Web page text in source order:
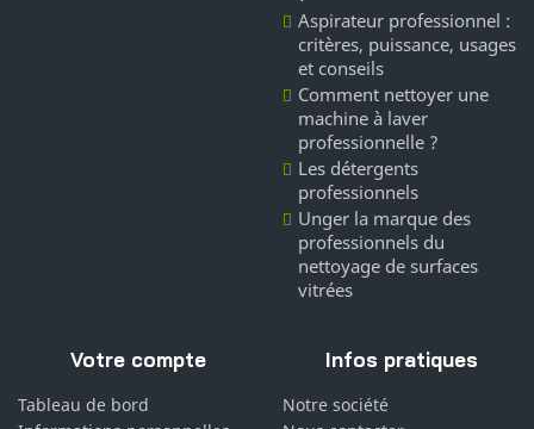
Aspirateur professionnel :
critères, puissance, usages
et conseils
Comment nettoyer une
machine à laver
professionnelle ?
Les détergents
professionnels
Unger la marque des
professionnels du
nettoyage de surfaces
vitrées
Votre compte
Tableau de bord
Infos pratiques
Notre société